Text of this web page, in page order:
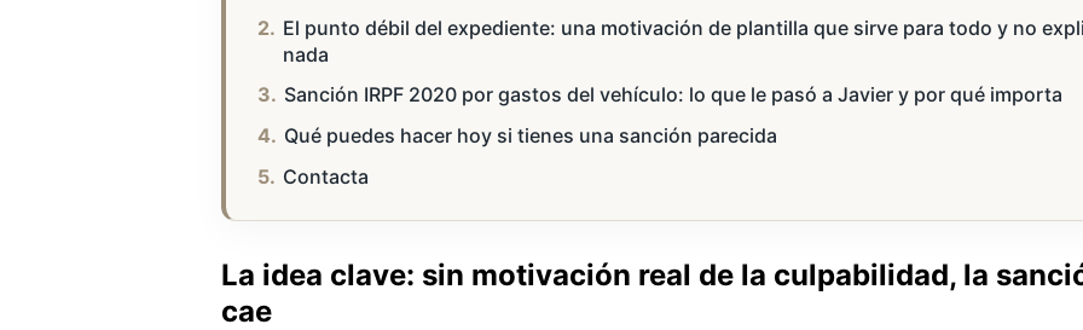
El punto débil del expediente: una motivación de plantilla que sirve para todo y no
nada
Sanción IRPF 2020 por gastos del vehículo: lo que le pasó a Javier y por qué importa
Qué puedes hacer hoy si tienes una sanción parecida
Contacta
La idea clave: sin motivación real de la culpabilidad, la
cae